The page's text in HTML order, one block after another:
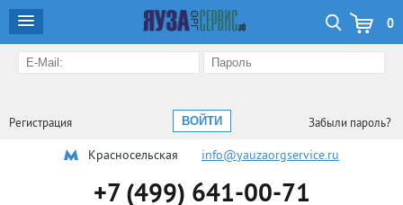
0
Забыли пароль?
Регистрация
Красносельская info@yauzaorgservice.ru
+7 (499) 641-00-71